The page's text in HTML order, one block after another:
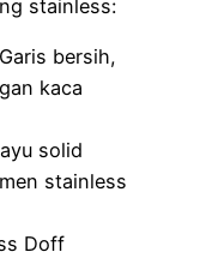
stainless:
Garis bersih,
kaca
solid
stainless
Doff